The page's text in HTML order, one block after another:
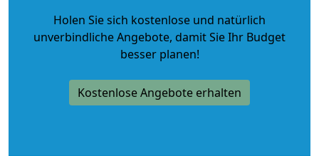
Holen Sie sich kostenlose und natürlich
unverbindliche Angebote, damit Sie Ihr Budget
besser planen!
Kostenlose Angebote erhalten